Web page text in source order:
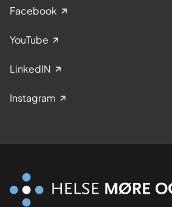
Facebook
YouTube
LinkedIN
Instagram